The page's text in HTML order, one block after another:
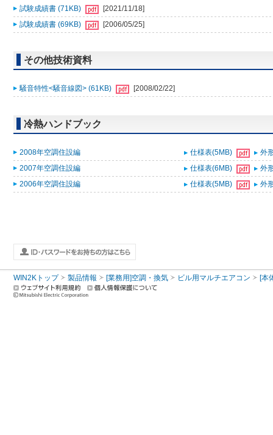
試験成績書 (71KB)
[2021/11/18]
試験成績書 (69KB)
[2006/05/25]
その他技術資料
騒音特性<騒音線図> (61KB) [2008/02/22]
冷熱ハンドブック
2008年空調住設編 仕様表(5MB)
外
2007年空調住設編
仕様表(6MB)
外
2006年空調住設編
仕様表(5MB) 外
WIN2Kトップ 製品情報 [業務用]空調・換気 ビル用マルチエアコン [本